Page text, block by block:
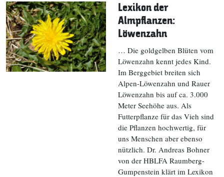
Lexikon der
Almpflanzen:
Löwenzahn
… Die goldgelben Blüten vom
Löwenzahn kennt jedes Kind.
Im Berggebiet breiten sich
Alpen-Löwenzahn und Rauer
Löwenzahn bis auf ca. 3.000
Meter Seehöhe aus. Als
Futterpflanze für das Vieh sind
die Pflanzen hochwertig, für
uns Menschen aber ebenso
nützlich. Dr. Andreas Bohner
von der HBLFA Raumberg-
Gumpenstein klärt im Lexikon